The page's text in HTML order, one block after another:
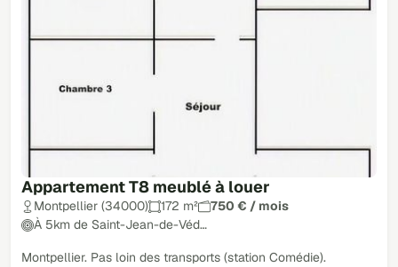
Appartement T8 meublé à louer
Montpellier (34000) 172 m²
750 € / mois
À 5km de Saint-Jean-de-Véd…
Montpellier. Pas loin des transports (station Comédie).